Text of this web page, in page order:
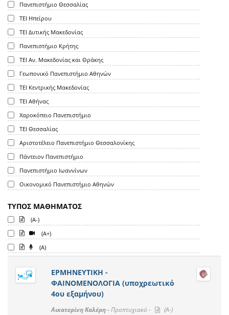
Πανεπιστήμιο Θεσσαλίας
ΤΕΙ Ηπείρου
ΤΕΙ Δυτικής Μακεδονίας
Πανεπιστήμιο Κρήτης
ΤΕΙ Αν. Μακεδονίας και Θράκης
Γεωπονικό Πανεπιστήμιο Αθηνών
ΤΕΙ Κεντρικής Μακεδονίας
ΤΕΙ Αθήνας
Χαροκόπειο Πανεπιστήμιο
ΤΕΙ Θεσσαλίας
Αριστοτέλειο Πανεπιστήμιο Θεσσαλονίκης
Πάντειον Πανεπιστήμιο
Πανεπιστήμιο Ιωαννίνων
Οικονομικό Πανεπιστήμιο Αθηνών
ΤΥΠΟΣ ΜΑΘΗΜΑΤΟΣ
(A-)
(A+)
(A)
ΕΡΜΗΝΕΥΤΙΚΗ -
ΦΑΙΝΟΜΕΝΟΛΟΓΙΑ (υποχρεωτικό
4ου εξαμήνου)
Αικατερίνη Καλέρη -Προπτυχιακό -
(A-)